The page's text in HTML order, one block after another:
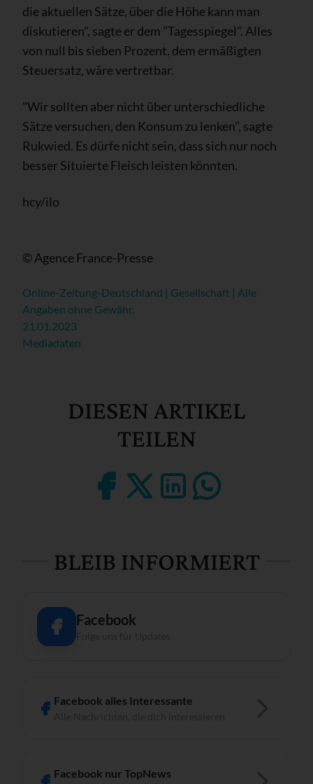
die aktuellen Sätze, über die Höhe kann man
diskutieren", sagte er dem "Tagesspiegel". Alles
von null bis sieben Prozent, dem ermäßigten
Steuersatz, wäre vertretbar.
"Wir sollten aber nicht über unterschiedliche
Sätze versuchen, den Konsum zu lenken", sagte
Rukwied. Es dürfe nicht sein, dass sich nur noch
besser Situierte Fleisch leisten könnten.
hcy/ilo
© Agence France-Presse
Online-Zeitung-Deutschland | Gesellschaft | Alle
Angaben ohne Gewähr.
21.01.2023
Mediadaten
DIESEN ARTIKEL
TEILEN
BLEIB INFORMIERT
Facebook
Facebook alles Interessante
Facebook nur TopNews